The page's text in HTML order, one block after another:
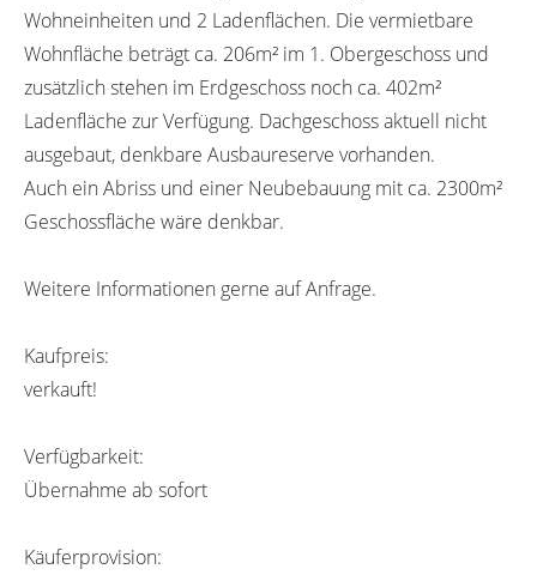
Wohneinheiten und 2 Ladenflächen. Die vermietbare
Wohnfläche beträgt ca. 206m² im 1. Obergeschoss und
zusätzlich stehen im Erdgeschoss noch ca. 402m²
Ladenfläche zur Verfügung. Dachgeschoss aktuell nicht
ausgebaut, denkbare Ausbaureserve vorhanden.
Auch ein Abriss und einer Neubebauung mit ca. 2300m²
Geschossfläche wäre denkbar.
Weitere Informationen gerne auf Anfrage.
Kaufpreis:
verkauft!
Verfügbarkeit:
Übernahme ab sofort
Käuferprovision: